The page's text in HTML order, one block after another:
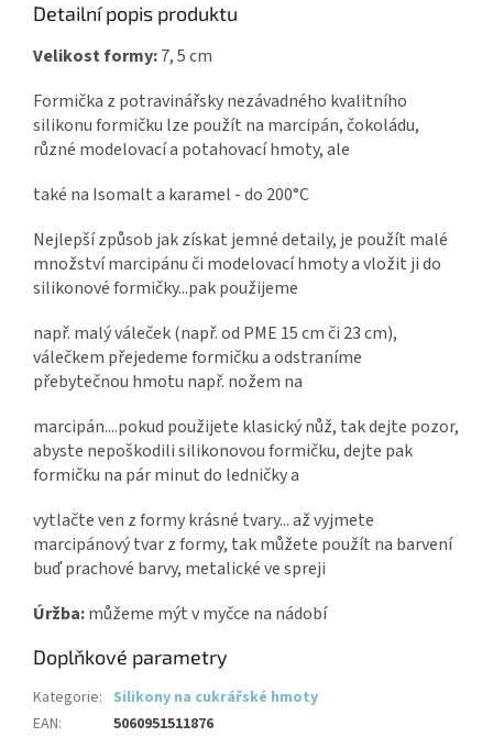
Detailní popis produktu
Velikost formy:7, 5 cm
Formička z potravinářsky nezávadného kvalitního
silikonu formičku lze použít na marcipán, čokoládu,
různé modelovací a potahovací hmoty, ale
také na Isomalt a karamel - do 200°C
Nejlepší způsob jak získat jemné detaily, je použít malé
množství marcipánu či modelovací hmoty a vložit ji do
silikonové formičky...pak použijeme
např. malý váleček (např. od PME 15 cm či 23 cm),
válečkem přejedeme formičku a odstraníme
přebytečnou hmotu např. nožem na
marcipán....pokud použijete klasický nůž, tak dejte pozor,
abyste nepoškodili silikonovou formičku, dejte pak
formičku na pár minut do ledničky a
vytlačte ven z formy krásné tvary... až vyjmete
marcipánový tvar z formy, tak můžete použít na barvení
buď prachové barvy, metalické ve spreji
Úržba:můžeme mýt v myčce na nádobí
Doplňkové parametry
Kategorie: Silikony na cukrářské hmoty
EAN: 5060951511876